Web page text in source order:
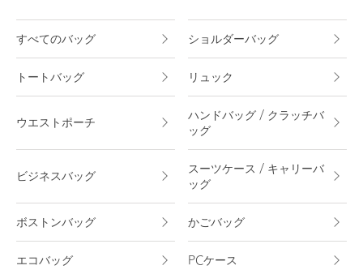
すべてのバッグ ショルダーバッグ
トートバッグ リュック
ウエストポーチ
ハンドバッグ / クラッチバ
ッグ
ビジネスバッグ
スーツケース / キャリーバ
ッグ
ボストンバッグ かごバッグ
エコバッグ PCケース